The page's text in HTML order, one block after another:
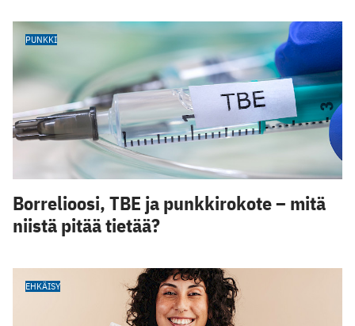
PUNKKI
Borrelioosi, TBE ja punkkirokote – mitä
niistä pitää tietää?
EHKÄISY